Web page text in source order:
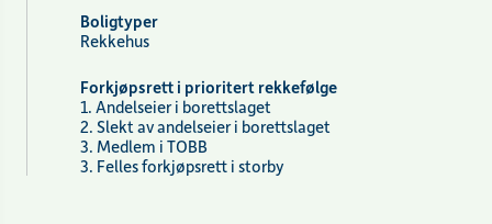
Boligtyper
Rekkehus
Forkjøpsrett i prioritert rekkefølge
1. Andelseier i borettslaget
2. Slekt av andelseier i borettslaget
3. Medlem i TOBB
3. Felles forkjøpsrett i storby